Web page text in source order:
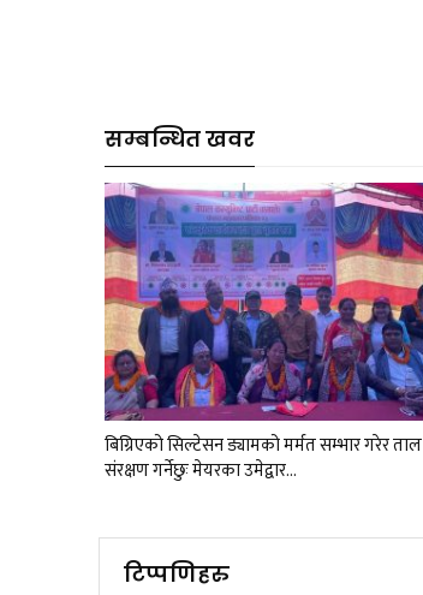
सम्बन्धित खवर
बिग्रिएको सिल्टेसन ड्यामको मर्मत सम्भार गरेर ताल
संरक्षण गर्नेछुः मेयरका उमेद्वार…
टिप्पणिहरु